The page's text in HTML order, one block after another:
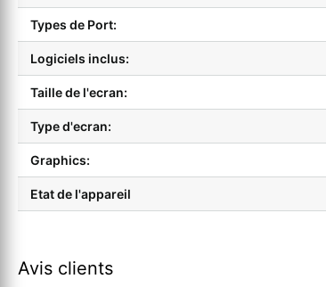
Types de Port:
Logiciels inclus:
Taille de l'ecran:
Type d'ecran:
Graphics:
Etat de l'appareil
Avis clients